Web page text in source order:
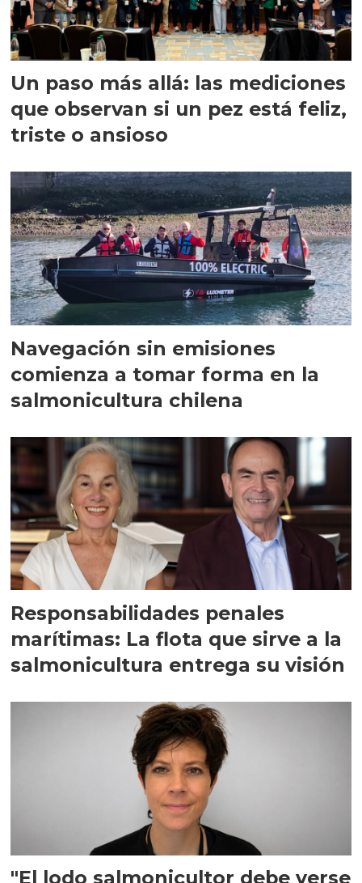
Un paso más allá: las mediciones
que observan si un pez está feliz,
triste o ansioso
Navegación sin emisiones
comienza a tomar forma en la
salmonicultura chilena
Responsabilidades penales
marítimas: La flota que sirve a la
salmonicultura entrega su visión
"El lodo salmonicultor debe verse